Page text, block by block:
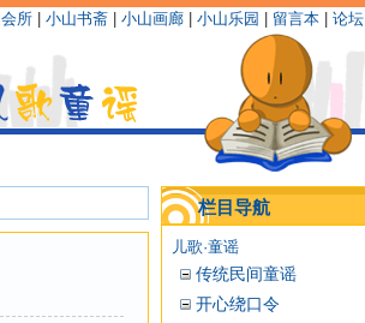
所 小山书斋 小山画廊 小山乐园 留言本 论坛
栏目导航
儿歌·童谣
传统民间童谣
开心绕口令